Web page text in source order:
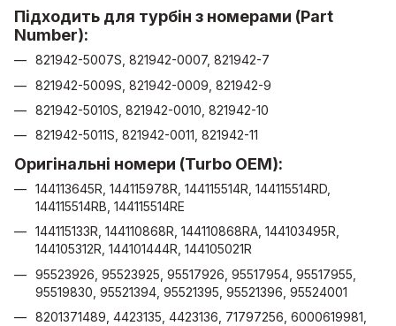
Підходить для турбін з номерами (Part
Number):
821942-5007S, 821942-0007, 821942-7
821942-5009S, 821942-0009, 821942-9
821942-5010S, 821942-0010, 821942-10
821942-5011S, 821942-0011, 821942-11
Оригінальні номери (Turbo OEM):
144113645R, 144115978R, 144115514R, 144115514RD,
144115514RB, 144115514RE
144115133R, 144110868R, 144110868RA, 144103495R,
144105312R, 144101444R, 144105021R
95523926, 95523925, 95517926, 95517954, 95517955,
95519830, 95521394, 95521395, 95521396, 95524001
8201371489, 4423135, 4423136, 71797256, 6000619981,